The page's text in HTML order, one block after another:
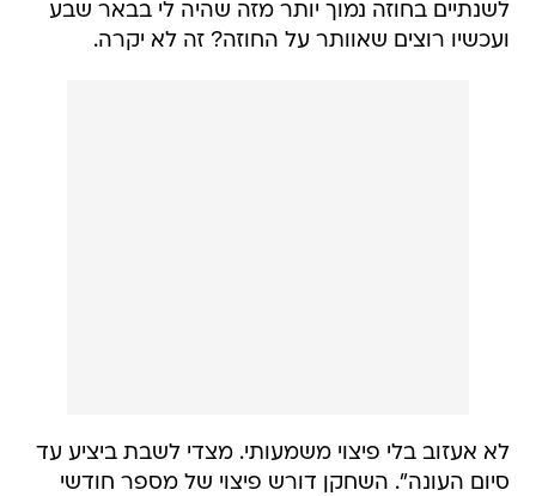
לשנתיים בחוזה נמוך יותר מזה שהיה לי בבאר שבע
ועכשיו רוצים שאוותר על החוזה? זה לא יקרה.
לא אעזוב בלי פיצוי משמעותי. מצדי לשבת ביציע עד
סיום העונה". השחקן דורש פיצוי של מספר חודשי